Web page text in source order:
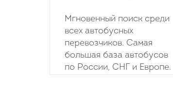
Мгновенный поиск среди
всех автобусных
перевозчиков. Самая
большая база автобусов
по России, СНГ и Европе.